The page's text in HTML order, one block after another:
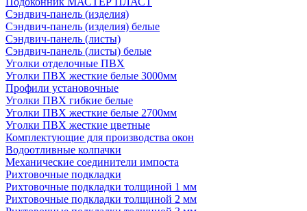
Сэндвич-панель (изделия)
Сэндвич-панель (изделия) белые
Сэндвич-панель (листы)
Сэндвич-панель (листы) белые
Уголки отделочные ПВХ
Уголки ПВХ жесткие белые 3000мм
Профили установочные
Уголки ПВХ гибкие белые
Уголки ПВХ жесткие белые 2700мм
Уголки ПВХ жесткие цветные
Комплектующие для производства окон
Водоотливные колпачки
Механические соединители импоста
Рихтовочные подкладки
Рихтовочные подкладки толщиной 1 мм
Рихтовочные подкладки толщиной 2 мм